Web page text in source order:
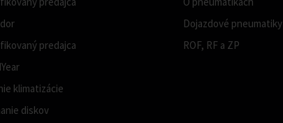
predajca
klimatizácie
diskov
Dojazdové pneumatiky
ROF, RF a ZP